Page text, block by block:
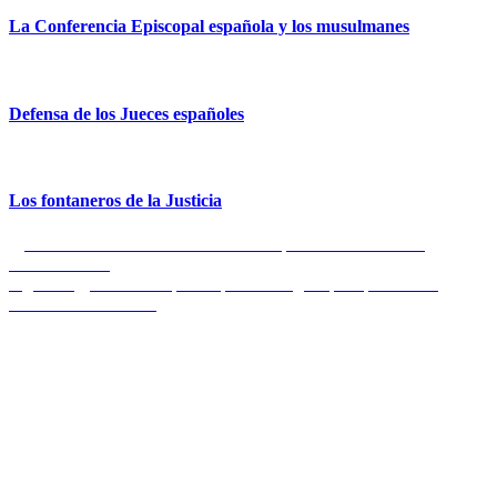
La Conferencia Episcopal española y los musulmanes
Defensa de los Jueces españoles
Los fontaneros de la Justicia
Navegación
de
entradas